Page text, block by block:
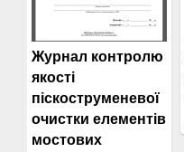
Журнал контролю
якості
піскоструменевої
очистки елементів
мостових